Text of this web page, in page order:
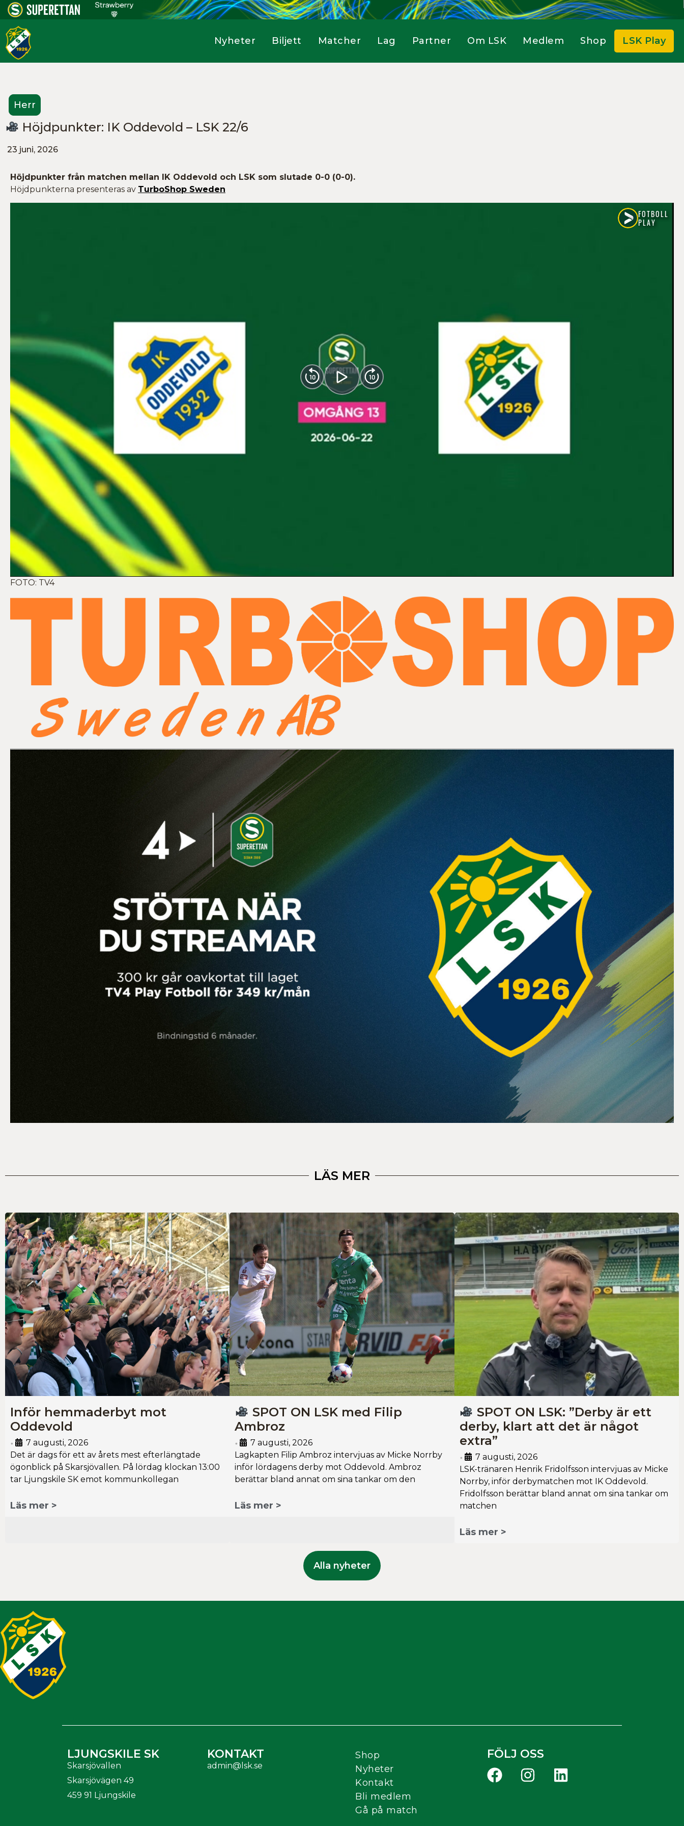
Nyheter Biljett Matcher Lag Partner Om LSK Medlem Shop LSK Play
Herr
Höjdpunkter: IK Oddevold – LSK 22/6
23 juni, 2026
Höjdpunkter från matchen mellan IK Oddevold och LSK som slutade 0-0 (0-0).
Höjdpunkterna presenteras av TurboShop Sweden
FOTO: TV4
LÄS MER
Inför hemmaderbyt mot
Oddevold
•
7 augusti, 2026
Det är dags för ett av årets mest efterlängtade
ögonblick på Skarsjövallen. På lördag klockan 13:00
tar Ljungskile SK emot kommunkollegan
Läs mer >
SPOT ON LSK med Filip
Ambroz
•
7 augusti, 2026
Lagkapten Filip Ambroz intervjuas av Micke Norrby
inför lördagens derby mot Oddevold. Ambroz
berättar bland annat om sina tankar om den
Läs mer >
SPOT ON LSK: ”Derby är ett
derby, klart att det är något
extra”
•
7 augusti, 2026
LSK-tränaren Henrik Fridolfsson intervjuas av Micke
Norrby, inför derbymatchen mot IK Oddevold.
Fridolfsson berättar bland annat om sina tankar om
matchen
Läs mer >
Alla nyheter
LJUNGSKILE SK
Skarsjövallen
Skarsjövägen 49
459 91 Ljungskile
KONTAKT
admin@lsk.se
Shop
Nyheter
Kontakt
Bli medlem
Gå på match
FÖLJ OSS